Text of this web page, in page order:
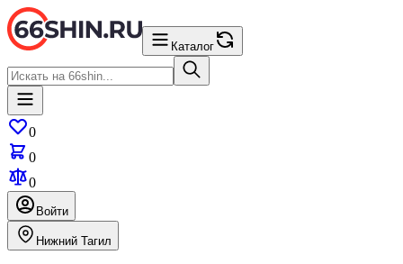
Каталог
0
0
0
Войти
Нижний Тагил